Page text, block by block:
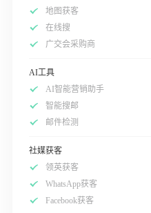
地图获客
在线搜
广交会采购商
AI工具
AI智能营销助手
智能搜邮
邮件检测
社媒获客
领英获客
WhatsApp获客
Facebook获客